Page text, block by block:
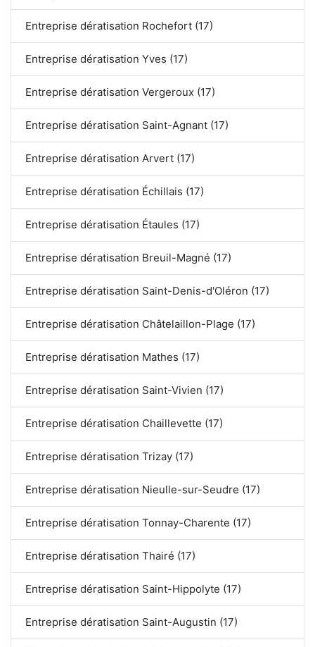
Entreprise dératisation Rochefort (17)
Entreprise dératisation Yves (17)
Entreprise dératisation Vergeroux (17)
Entreprise dératisation Saint-Agnant (17)
Entreprise dératisation Arvert (17)
Entreprise dératisation Échillais (17)
Entreprise dératisation Étaules (17)
Entreprise dératisation Breuil-Magné (17)
Entreprise dératisation Saint-Denis-d'Oléron (17)
Entreprise dératisation Châtelaillon-Plage (17)
Entreprise dératisation Mathes (17)
Entreprise dératisation Saint-Vivien (17)
Entreprise dératisation Chaillevette (17)
Entreprise dératisation Trizay (17)
Entreprise dératisation Nieulle-sur-Seudre (17)
Entreprise dératisation Tonnay-Charente (17)
Entreprise dératisation Thairé (17)
Entreprise dératisation Saint-Hippolyte (17)
Entreprise dératisation Saint-Augustin (17)